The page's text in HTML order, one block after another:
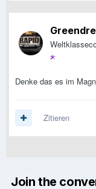
Denke das es im
Zitieren
Join the